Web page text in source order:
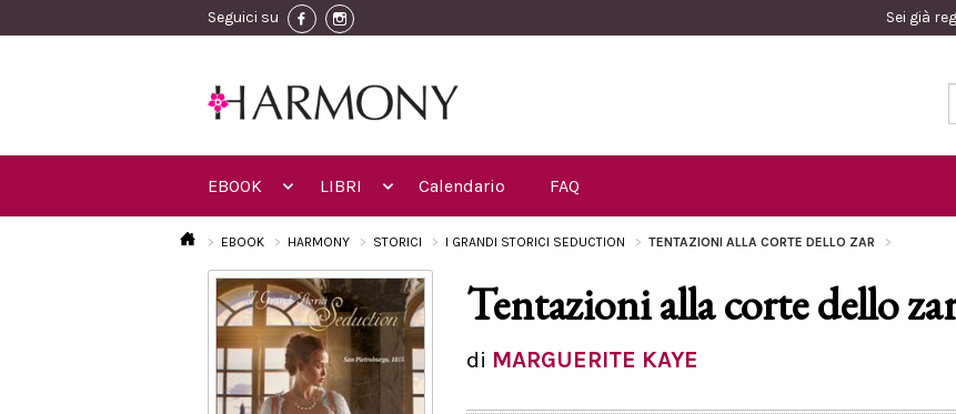
Seguici su Sei già
EBOOK LIBRI Calendario FAQ
EBOOK HARMONY STORICI I GRANDI STORICI SEDUCTION TENTAZIONI ALLA CORTE DELLO ZAR
Tentazioni alla corte dello
di MARGUERITE KAYE